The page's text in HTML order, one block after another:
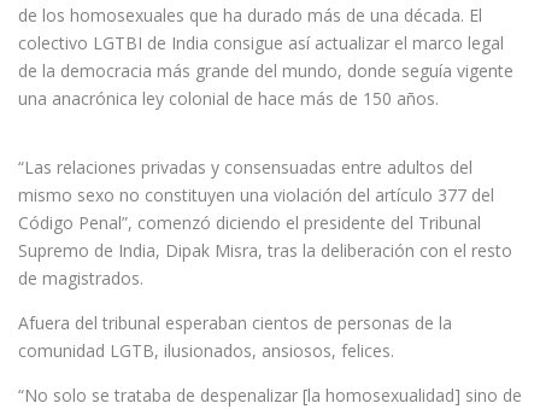
de los homosexuales que ha durado más de una década. El
colectivo LGTBI de India consigue así actualizar el marco legal
de la democracia más grande del mundo, donde seguía vigente
una anacrónica ley colonial de hace más de 150 años.
“Las relaciones privadas y consensuadas entre adultos del
mismo sexo no constituyen una violación del artículo 377 del
Código Penal”, comenzó diciendo el presidente del Tribunal
Supremo de India, Dipak Misra, tras la deliberación con el resto
de magistrados.
Afuera del tribunal esperaban cientos de personas de la
comunidad LGTB, ilusionados, ansiosos, felices.
“No solo se trataba de despenalizar [la homosexualidad] sino de